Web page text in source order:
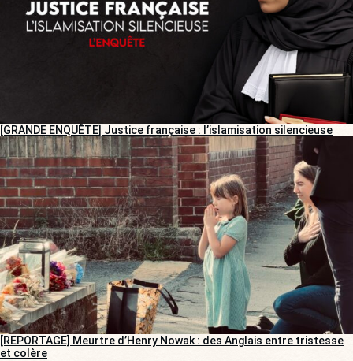
[GRANDE ENQUÊTE] Justice française : l’islamisation silencieuse
[REPORTAGE] Meurtre d’Henry Nowak : des Anglais entre tristesse
et colère